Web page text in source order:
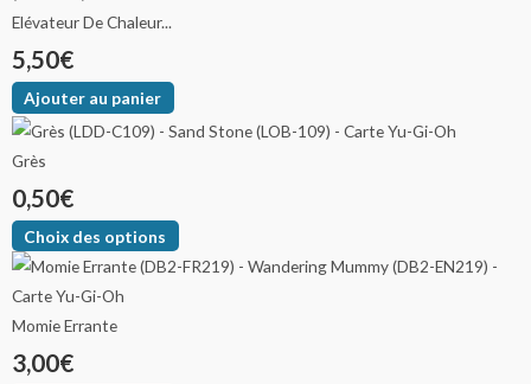
Elévateur De Chaleur...
5,50€
Ajouter au panier
Grès
0,50€
Choix des options
Momie Errante
3,00€